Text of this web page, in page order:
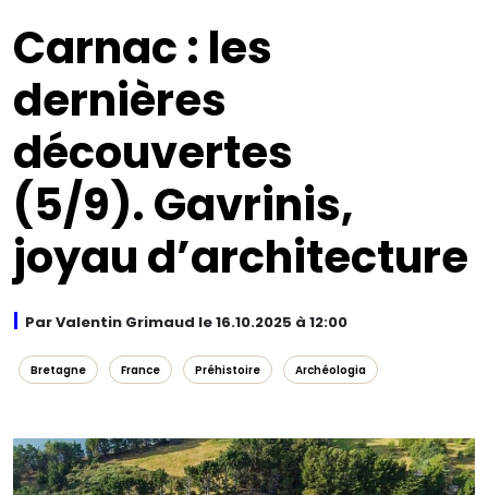
Carnac : les
dernières
découvertes
(5/9). Gavrinis,
joyau d’architecture
Par Valentin Grimaud le 16.10.2025 à 12:00
Bretagne France Préhistoire Archéologia